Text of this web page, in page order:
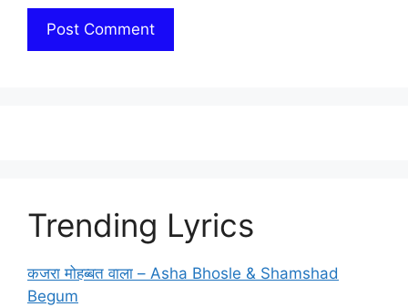
Trending Lyrics
कजरा मोहब्बत वाला – Asha Bhosle & Shamshad
Begum